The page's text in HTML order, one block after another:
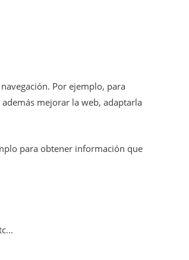
Por ejemplo, para
mejorar la web, adaptarla
para obtener información que